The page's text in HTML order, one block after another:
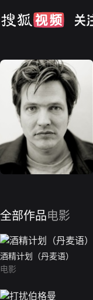
全部作品电影
酒精计划（丹麦语）
电影